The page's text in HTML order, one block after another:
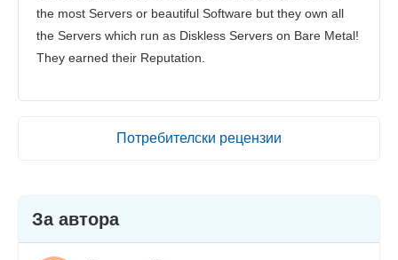
the most Servers or beautiful Software but they own all
the Servers which run as Diskless Servers on Bare Metal!
They earned their Reputation.
Потребителски рецензии
За автора